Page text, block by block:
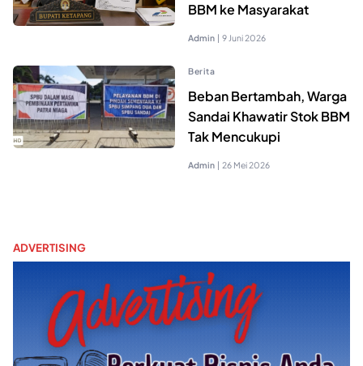
BBM ke Masyarakat
Admin | 9 Juni 2026
Berita
Beban Bertambah, Warga
Sandai Khawatir Stok BBM
Tak Mencukupi
Admin | 26 Mei 2026
ADVERTISING